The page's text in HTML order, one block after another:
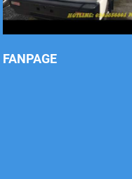
FANPAGE